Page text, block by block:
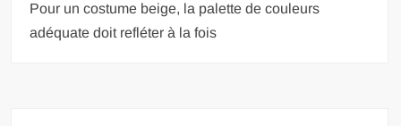
Pour un costume beige, la palette de couleurs
adéquate doit refléter à la fois